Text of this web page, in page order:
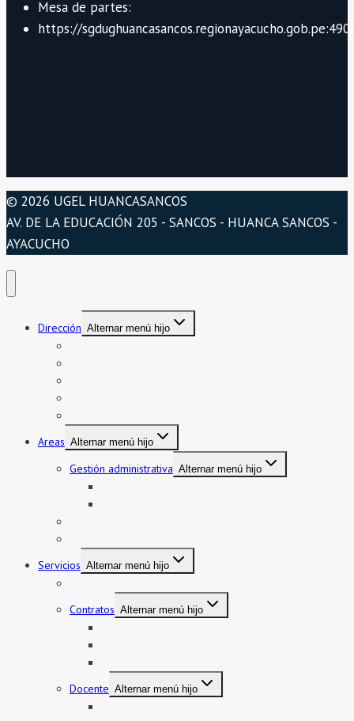
Mesa de partes:
https://
© 2026 UGEL HUANCASANCOS
AV. DE LA EDUCACIÓN 205 - SANCOS - HUANCA SANCOS -
AYACUCHO
Dirección Alternar menú hijo
Areas Alternar menú hijo
Gestión administrativa Alternar menú hijo
Servicios Alternar menú hijo
Contratos Alternar menú hijo
Docente Alternar menú hijo